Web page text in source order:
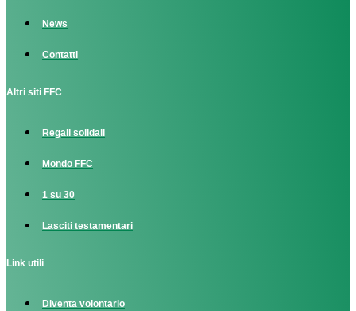
News
Contatti
Altri siti FFC
Regali solidali
Mondo FFC
1 su 30
Lasciti testamentari
Link utili
Diventa volontario